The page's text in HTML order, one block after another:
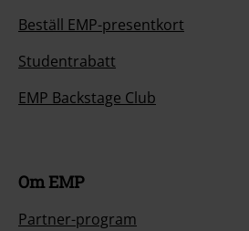
Beställ EMP-presentkort
Studentrabatt
EMP Backstage Club
Om EMP
Partner-program